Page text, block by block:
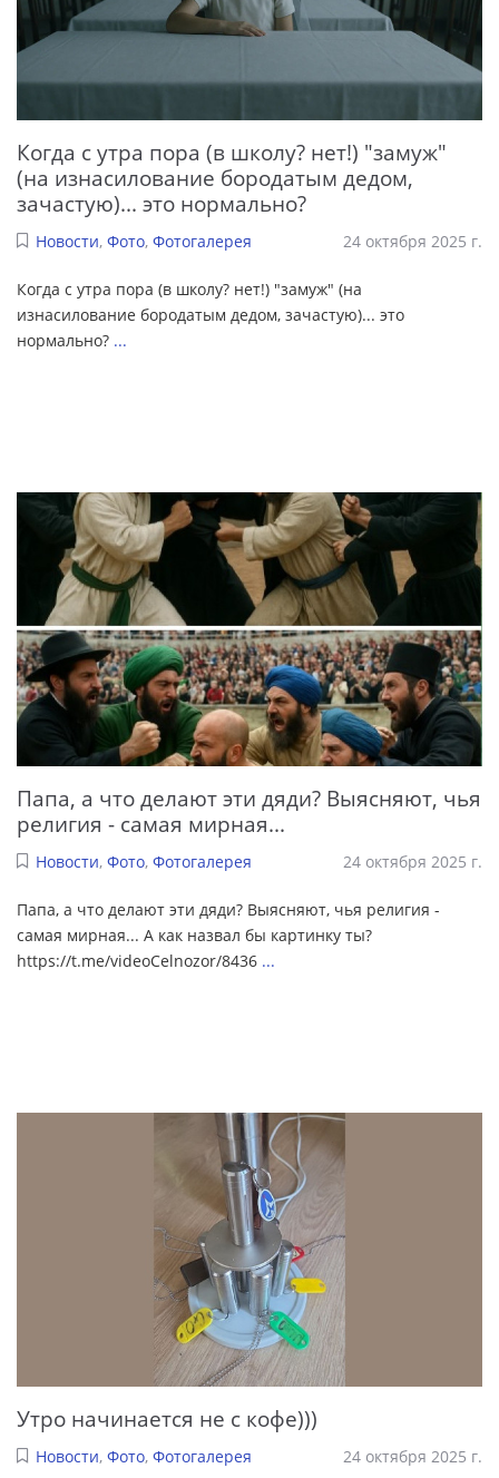
Когда с утра пора (в школу? нет!) "замуж"
(на изнасилование бородатым дедом,
зачастую)... это нормально?
Новости, Фото, Фотогалерея 24 октября 2025 г.
Когда с утра пора (в школу? нет!) "замуж" (на
изнасилование бородатым дедом, зачастую)... это
нормально? ...
Папа, а что делают эти дяди? Выясняют, чья
религия - самая мирная...
Новости, Фото, Фотогалерея 24 октября 2025 г.
Папа, а что делают эти дяди? Выясняют, чья религия -
самая мирная... А как назвал бы картинку ты?
https://t.me/videoCelnozor/8436 ...
Утро начинается не с кофе)))
Новости, Фото, Фотогалерея 24 октября 2025 г.